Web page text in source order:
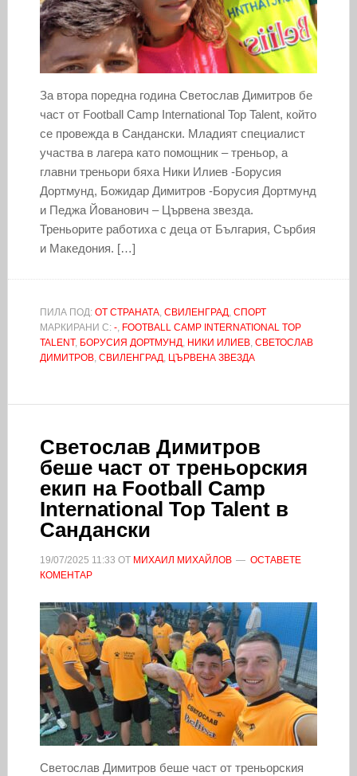
За втора поредна година Светослав Димитров бе
част от Football Camp International Top Talent, който
се провежда в Сандански. Младият специалист
участва в лагера като помощник – треньор, а
главни треньори бяха Ники Илиев -Борусия
Дортмунд, Божидар Димитров -Борусия Дортмунд
и Педжа Йованович – Цървена звезда.
Треньорите работиха с деца от България, Сърбия
и Македония. […]
ПИЛА ПОД: ОТ СТРАНАТА, СВИЛЕНГРАД, СПОРТ
МАРКИРАНИ С: -, FOOTBALL CAMP INTERNATIONAL TOP
TALENT, БОРУСИЯ ДОРТМУНД, НИКИ ИЛИЕВ, СВЕТОСЛАВ
ДИМИТРОВ, СВИЛЕНГРАД, ЦЪРВЕНА ЗВЕЗДА
Светослав Димитров
беше част от треньорския
екип на Football Camp
International Top Talent в
Сандански
19/07/2025 11:33 ОТ МИХАИЛ МИХАЙЛОВ
ОСТАВЕТЕ
КОМЕНТАР
Светослав Димитров беше част от треньорския